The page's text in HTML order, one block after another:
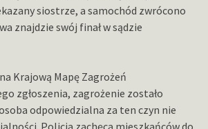
siostrze, a samochód zwrócono
znajdzie swój finał w sądzie
Krajową Mapę Zagrożeń
zgłoszenia, zagrożenie zostało
odpowiedzialna za ten czyn nie
Policja zachęca mieszkańców do